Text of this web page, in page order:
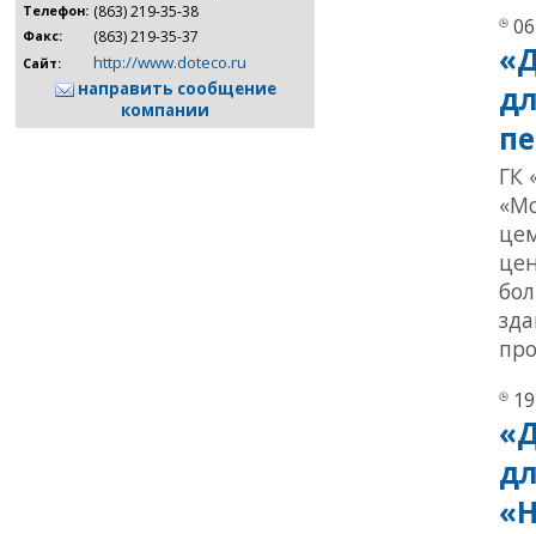
Телефон: (863) 219-35-38
Факс: (863) 219-35-37
Сайт:
http://www.doteco.ru
направить сообщение
компании
ГК